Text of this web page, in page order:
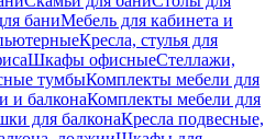
баниМебель для кабинета и
Кресла, стулья для
Шкафы офисныеСтеллажи,
тумбыКомплекты мебели для
и балконаКомплекты мебели для
для балконаКресла подвесные,